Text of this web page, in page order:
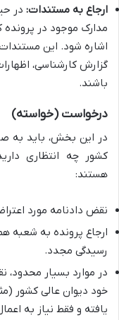
ارجاع به مستندات: در
مدارک موجود در پرونده
اشاره شود. این
گزارش کارشناسی،
باشند.
درخواست (خواسته)
در این بخش، باید به
کشور چه انتظاری
هستند:
نقض دادنامه مورد
ارجاع پرونده به شعبه
رسیدگی مجدد.
در موارد بسیار
خود دیوان عالی کشور
یافته و فقط نیاز به